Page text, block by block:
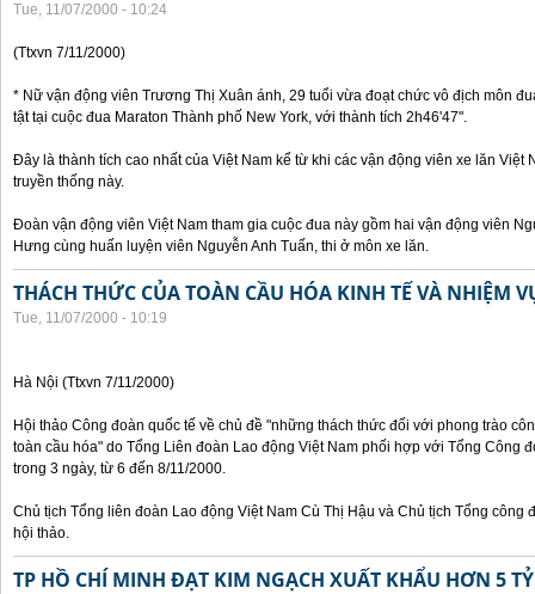
Tue, 11/07/2000 - 10:24
(Ttxvn 7/11/2000)
* Nữ vận động viên Trương Thị Xuân ánh, 29 tuổi vừa đoạt chức vô địch môn
tật tại cuộc đua Maraton Thành phố New York, với thành tích 2h46'47".
Đây là thành tích cao nhất của Việt Nam kể từ khi các vận động viên xe lăn Việt
truyền thống này.
Đoàn vận động viên Việt Nam tham gia cuộc đua này gồm hai vận động viên
Hưng cùng huấn luyện viên Nguyễn Anh Tuấn, thi ở môn xe lăn.
THÁCH THỨC CỦA TOÀN CẦU HÓA KINH TẾ VÀ NHIỆM
Tue, 11/07/2000 - 10:19
Hà Nội (Ttxvn 7/11/2000)
Hội thảo Công đoàn quốc tế về chủ đề "những thách thức đối với phong trào
toàn cầu hóa" do Tổng Liên đoàn Lao động Việt Nam phối hợp với Tổng Công
trong 3 ngày, từ 6 đến 8/11/2000.
Chủ tịch Tổng liên đoàn Lao động Việt Nam Cù Thị Hậu và Chủ tịch Tổng công
hội thảo.
TP HỒ CHÍ MINH ĐẠT KIM NGẠCH XUẤT KHẨU HƠN 5